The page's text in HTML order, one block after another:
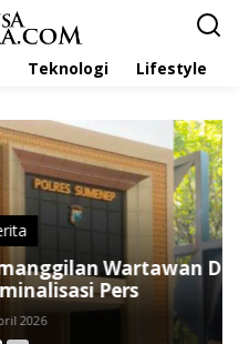
Teknologi Lifestyle
JSI: